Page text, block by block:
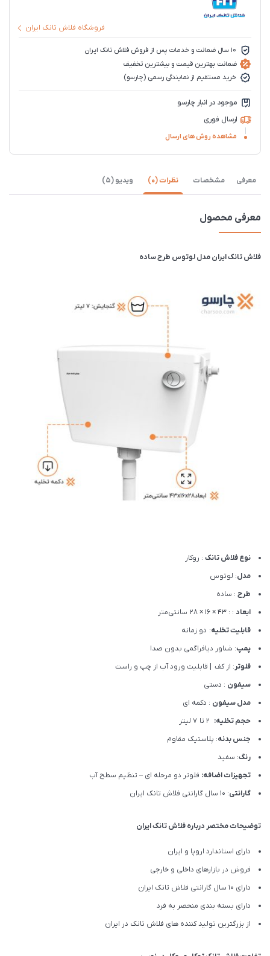
فروشگاه فلاش تانک ایران
10 سال ضمانت و خدمات پس از فروش فلاش تانک ایران
ضمانت بهترین قیمت و بیشترین تخفیف
خرید مستقیم از نمایندگی رسمی (چارسو)
موجود در انبار چارسو
ارسال فوری
مشاهده روش های ارسال
معرفی مشخصات نظرات (0) ویدیو (5)
معرفی محصول
فلاش تانک ایران مدل لوتوس طرح ساده
نوع فلاش تانک : روکار
مدل: لوتوس
طرح : ساده
ابعاد : : 43 × 16 × 28 سانتی‌متر
قابلیت تخلیه: دو زمانه
پمپ: شناور دیافراگمی بدون صدا
فلوتر: از کف | قابلیت ورود آب از چپ و راست
سیفون : دستی
مدل سیفون : دکمه ای
حجم تخلیه:
جنس بدنه: پلاستیک مقاوم
رنگ: سفید
تجهیزات اضافه: فلوتر دو مرحله ای – تنظیم سطح آب
گارانتی: 10 سال گارانتی فلاش تانک ایران
توضیحات مختصر درباره فلاش تانک ایران
دارای استاندارد اروپا و ایران
فروش در بازارهای داخلی و خارجی
دارای 10 سال گارانتی فلاش تانک ایران
دارای بسته بندی منحصر به فرد
از بزرگترین تولید کننده های فلاش تانک در ایران